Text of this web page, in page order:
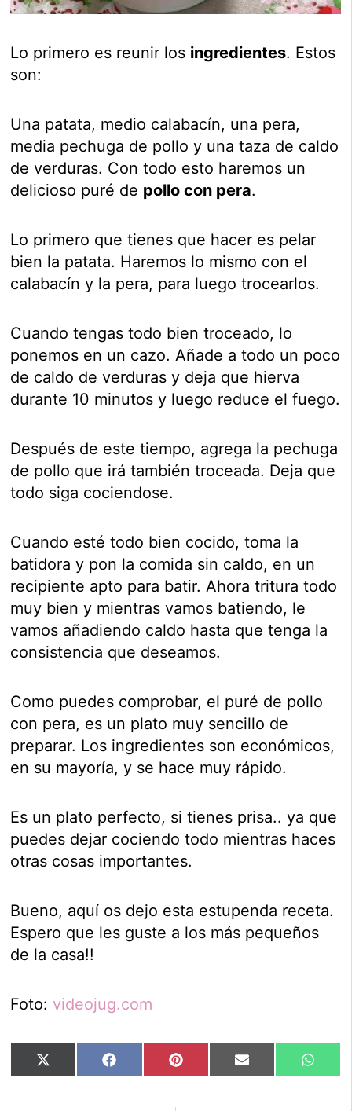
Lo primero es reunir los ingredientes. Estos
son:
Una patata, medio calabacín, una pera,
media pechuga de pollo y una taza de caldo
de verduras. Con todo esto haremos un
delicioso puré de pollo con pera.
Lo primero que tienes que hacer es pelar
bien la patata. Haremos lo mismo con el
calabacín y la pera, para luego trocearlos.
Cuando tengas todo bien troceado, lo
ponemos en un cazo. Añade a todo un poco
de caldo de verduras y deja que hierva
durante 10 minutos y luego reduce el fuego.
Después de este tiempo, agrega la pechuga
de pollo que irá también troceada. Deja que
todo siga cociendose.
Cuando esté todo bien cocido, toma la
batidora y pon la comida sin caldo, en un
recipiente apto para batir. Ahora tritura todo
muy bien y mientras vamos batiendo, le
vamos añadiendo caldo hasta que tenga la
consistencia que deseamos.
Como puedes comprobar, el puré de pollo
con pera, es un plato muy sencillo de
preparar. Los ingredientes son económicos,
en su mayoría, y se hace muy rápido.
Es un plato perfecto, si tienes prisa.. ya que
puedes dejar cociendo todo mientras haces
otras cosas importantes.
Bueno, aquí os dejo esta estupenda receta.
Espero que les guste a los más pequeños
de la casa!!
Foto: videojug.com
Compartir
en
X
(Twitter)
Compartir
en
Facebook Compartir
en
Pinterest Compartir
en
Email
en